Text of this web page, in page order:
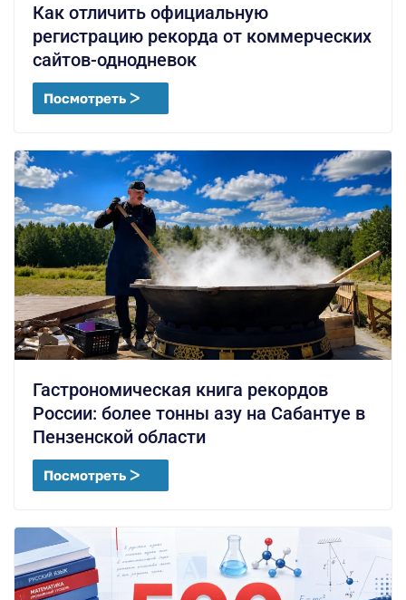
Как отличить официальную
регистрацию рекорда от коммерческих
сайтов-однодневок
Посмотреть ᐳ
Гастрономическая книга рекордов
России: более тонны азу на Сабантуе в
Пензенской области
Посмотреть ᐳ